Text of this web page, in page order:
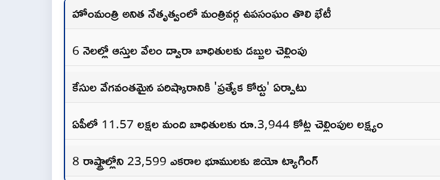
హోంమంత్రి అనిత నేతృత్వంలో మంత్రివర్గ ఉపసంఘం తొలి భేటీ
6 నెలల్లో ఆస్తుల వేలం ద్వారా బాధితులకు డబ్బుల చెల్లింపు
కేసుల వేగవంతమైన పరిష్కారానికి 'ప్రత్యేక కోర్టు' ఏర్పాటు
ఏపీలో 11.57 లక్షల మంది బాధితులకు రూ.3,944 కోట్ల చెల్లింపుల లక్ష్యం
8 రాష్ట్రాల్లోని 23,599 ఎకరాల భూములకు జియో ట్యాగింగ్